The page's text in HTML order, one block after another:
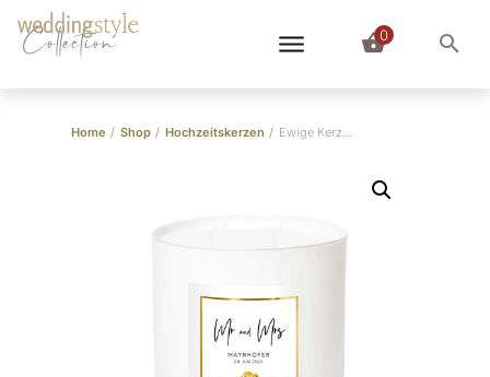
Collection 0
Home / Shop / Hochzeitskerzen / Ewige Kerze im Glas “Mr. & Mrs.” Gold | Personalisiert